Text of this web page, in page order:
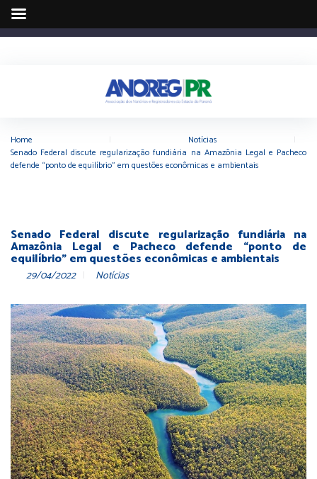
Home Notícias
Senado Federal discute regularização fundiária na Amazônia Legal e Pacheco
defende “ponto de equilíbrio” em questões econômicas e ambientais
Senado Federal discute regularização fundiária na
Amazônia Legal e Pacheco defende “ponto de
equilíbrio” em questões econômicas e ambientais
29/04/2022 Notícias